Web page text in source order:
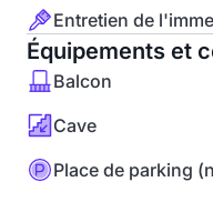
Entretien de
Équipements et
Balcon
Cave
Place de parking